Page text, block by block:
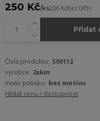
250 Kč/ks206 Kčbez DPH
Přidat
Číslo produktu: S00112
výrobce: 2skin
motiv potisku: bez motivu
Hlídat cenu / dostupnost